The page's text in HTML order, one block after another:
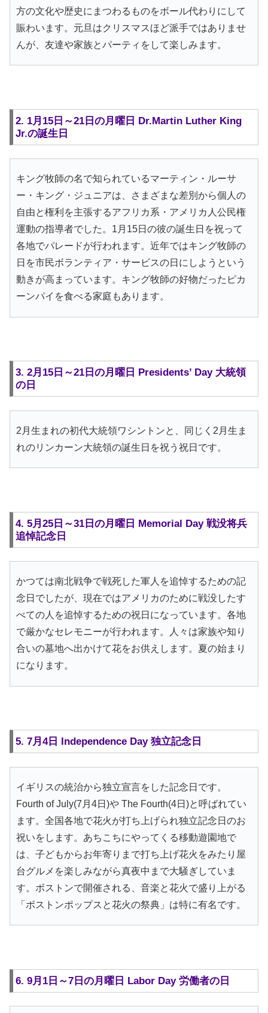
方の文化や歴史にまつわるものをボール代わりにして
賑わいます。元旦はクリスマスほど派手ではありませ
んが、友達や家族とパーティをして楽しみます。
2. 1月15日～21日の月曜日 Dr.Martin Luther King
Jr.の誕生日
キング牧師の名で知られているマーティン・ルーサ
ー・キング・ジュニアは、さまざまな差別から個人の
自由と権利を主張するアフリカ系・アメリカ人公民権
運動の指導者でした。1月15日の彼の誕生日を祝って
各地でパレードが行われます。近年ではキング牧師の
日を市民ボランティア・サービスの日にしようという
動きが高まっています。キング牧師の好物だったピカ
ーンパイを食べる家庭もあります。
3. 2月15日～21日の月曜日 Presidents’ Day 大統領
の日
2月生まれの初代大統領ワシントンと、同じく2月生ま
れのリンカーン大統領の誕生日を祝う祝日です。
4. 5月25日～31日の月曜日 Memorial Day 戦没将兵
追悼記念日
かつては南北戦争で戦死した軍人を追悼するための記
念日でしたが、現在ではアメリカのために戦没したす
べての人を追悼するための祝日になっています。各地
で厳かなセレモニーが行われます。人々は家族や知り
合いの墓地へ出かけて花をお供えします。夏の始まり
になります。
5. 7月4日 Independence Day 独立記念日
イギリスの統治から独立宣言をした記念日です。
Fourth of July(7月4日)や The Fourth(4日)と呼ばれてい
ます。全国各地で花火が打ち上げられ独立記念日のお
祝いをします。あちこちにやってくる移動遊園地で
は、子どもからお年寄りまで打ち上げ花火をみたり屋
台グルメを楽しみながら真夜中まで大騒ぎしていま
す。ボストンで開催される、音楽と花火で盛り上がる
「ボストンポップスと花火の祭典」は特に有名です。
6. 9月1日～7日の月曜日 Labor Day 労働者の日